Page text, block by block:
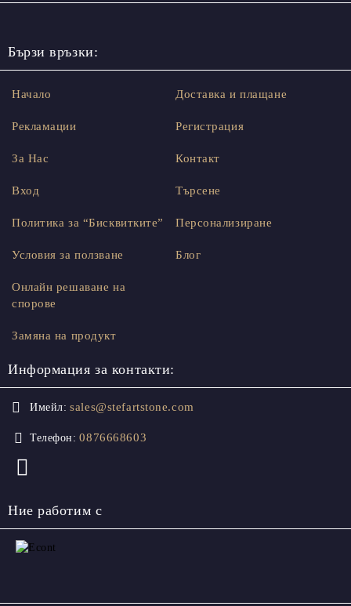
Бързи връзки:
Начало
Рекламации
За Нас
Вход
Доставка и плащане
Регистрация
Контакт
Търсене
Политика за “Бисквитките”
Условия за ползване
Онлайн решаване на
спорове
Замяна на продукт
Персонализиране
Блог
Информация за контакти:
Имейл: sales@stefartstone.com
Телефон: 0876668603
Ние работим с